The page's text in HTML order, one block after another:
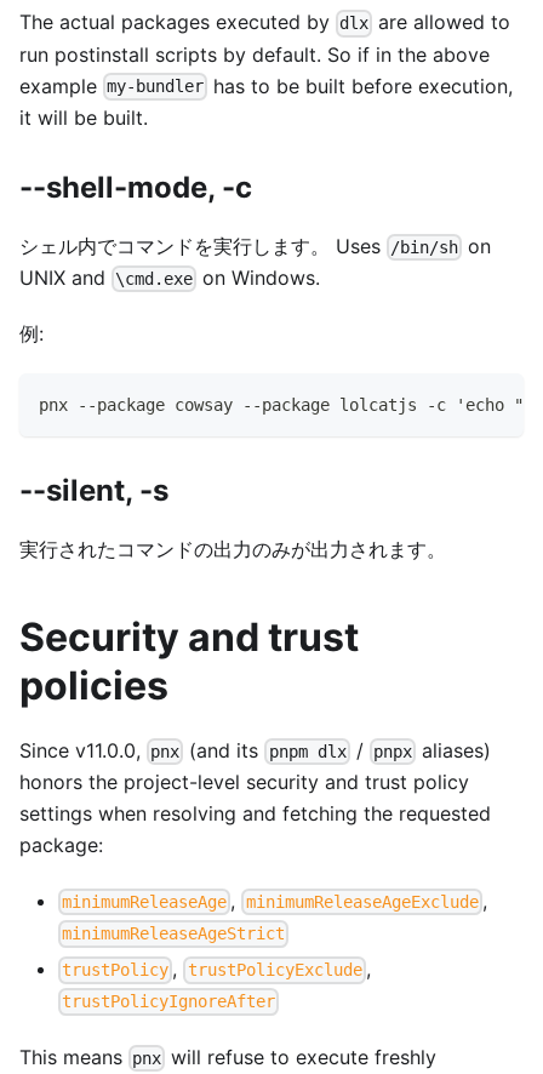
The actual packages executed by dlx are allowed to
run postinstall scripts by default. So if in the above
example my-bundler has to be built before execution,
it will be built.
--shell-mode, -c
シェル内でコマンドを実行します。 Uses /bin/sh on
UNIX and
\cmd.exe on Windows.
例:
pnx --package cowsay --package lolcatjs -c 'echo
--silent, -s
実行されたコマンドの出力のみが出力されます。
Security and trust
policies
Since v11.0.0, pnx (and its pnpm dlx/ pnpx aliases)
honors the project-level security and trust policy
settings when resolving and fetching the requested
package:
minimumReleaseAge , minimumReleaseAgeExclude,
minimumReleaseAgeStrict
trustPolicy , trustPolicyExclude,
trustPolicyIgnoreAfter
This means pnx will refuse to execute freshly